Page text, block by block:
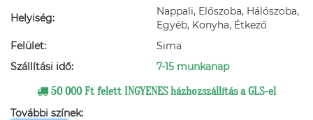
Helyiség:
Nappali, Előszoba, Hálószoba,
Egyéb, Konyha, Étkező
Felület:
Sima
Szállítási idő:
7-15 munkanap
50 000 Ft felett INGYENES házhozszállítás a GLS-el
További színek: